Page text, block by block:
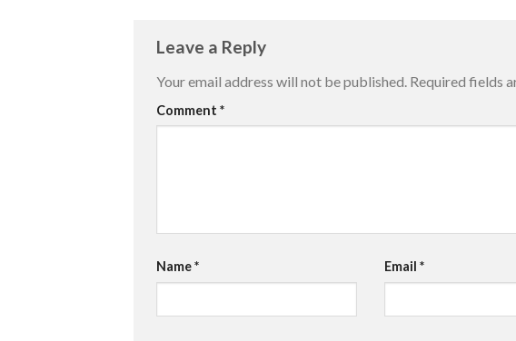
Leave a Reply
Your email address will not be published. Required fields
Comment *
Name* Email *